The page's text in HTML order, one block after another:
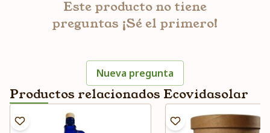
Este producto no tiene
preguntas ¡Sé el primero!
Nueva pregunta
Productos relacionados Ecovidasolar